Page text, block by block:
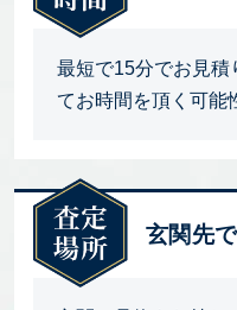
最短で15分でお見積
てお時間を頂く可能
玄関先